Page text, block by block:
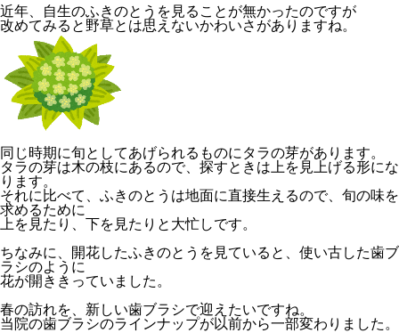
近年、自生のふきのとうを見ることが無かったのですが
改めてみると野草とは思えないかわいさがありますね。
同じ時期に旬としてあげられるものにタラの芽があります。
タラの芽は木の枝にあるので、探すときは上を見上げる形にな
ります。
それに比べて、ふきのとうは地面に直接生えるので、旬の味を
求めるために
上を見たり、下を見たりと大忙しです。
ちなみに、開花したふきのとうを見ていると、使い古した歯ブ
ラシのように
花が開ききっていました。
春の訪れを、新しい歯ブラシで迎えたいですね。
当院の歯ブラシのラインナップが以前から一部変わりました。